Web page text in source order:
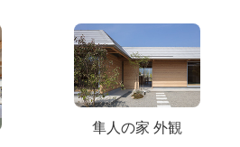
隼人の家 外観